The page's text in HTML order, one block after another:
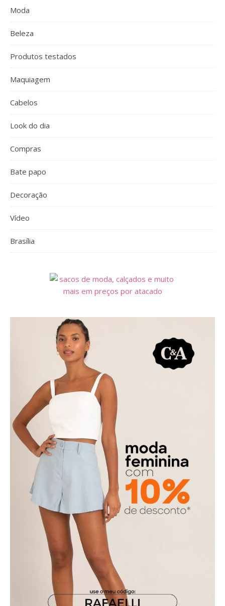
Moda
Beleza
Produtos testados
Maquiagem
Cabelos
Look do dia
Compras
Bate papo
Decoração
Vídeo
Brasília